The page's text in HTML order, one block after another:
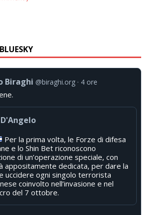
Biraghi @biraghi.org 4 ore
Per la prima volta, le Forze di difesa
e lo Shin Bet riconoscono
di un’operazione speciale, con
appositamente dedicata, per dare la
uccidere ogni singolo terrorista
coinvolto nell’invasione e nel
del 7 ottobre.